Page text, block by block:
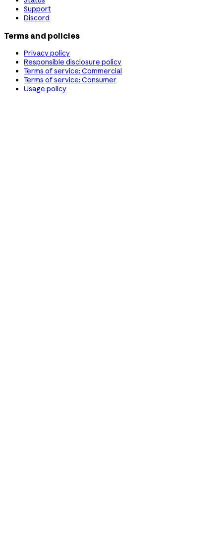
Support
Discord
Terms and policies
Privacy policy
Responsible disclosure policy
Terms of service: Commercial
Terms of service: Consumer
Usage policy